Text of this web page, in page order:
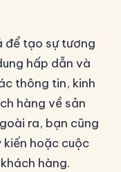
để tạo sự tương
hấp dẫn và
thông tin, kinh
hàng về sản
ra, bạn cũng
hoặc cuộc
hàng.